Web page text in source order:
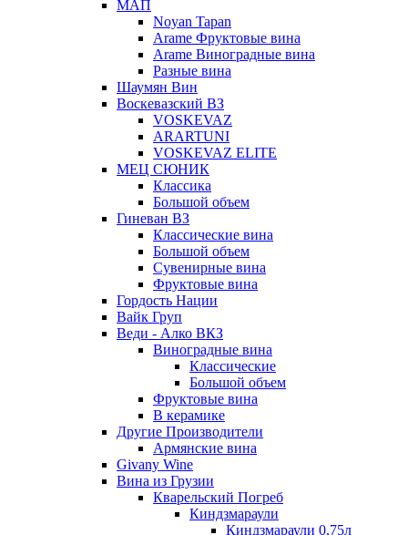
МАП
Noyan Tapan
Arame Фруктовые вина
Arame Виноградные вина
Разные вина
Шаумян Вин
Воскевазский ВЗ
VOSKEVAZ
ARARTUNI
VOSKEVAZ ELITE
МЕЦ СЮНИК
Классика
Большой объем
Гиневан ВЗ
Классические вина
Большой объем
Сувенирные вина
Фруктовые вина
Гордость Нации
Вайк Груп
Веди - Алко ВКЗ
Виноградные вина
Классические
Большой объем
Фруктовые вина
В керамике
Другие Производители
Армянские вина
Givany Wine
Вина из Грузии
Кварельский Погреб
Киндзмараули
Киндзмараули 0,75л